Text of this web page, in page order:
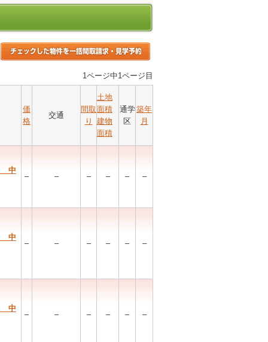
1ページ中1ページ目
価
格
交通
間取
り
土地
面積
建物
面積
通学
区
築年
月
中
– – – – – –
中
– – – – – –
中
– – – – – –